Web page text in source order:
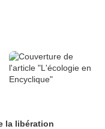
la libération